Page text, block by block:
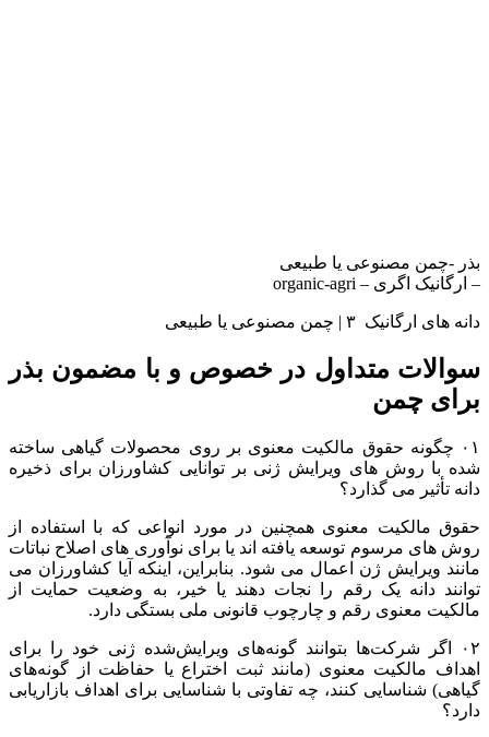
بذر -چمن مصنوعی یا طبیعی
– ارگانیک اگری – organic-agri
دانه های ارگانیک ۳ | چمن مصنوعی یا طبیعی
سوالات متداول در خصوص و با مضمون بذر
برای چمن
۰۱ چگونه حقوق مالکیت معنوی بر روی محصولات گیاهی ساخته
شده با روش های ویرایش ژنی بر توانایی کشاورزان برای ذخیره
دانه تأثیر می گذارد؟
حقوق مالکیت معنوی همچنین در مورد انواعی که با استفاده از
روش های مرسوم توسعه یافته اند یا برای نوآوری های اصلاح نباتات
مانند ویرایش ژن اعمال می شود. بنابراین، اینکه آیا کشاورزان می
توانند دانه یک رقم را نجات دهند یا خیر، به وضعیت حمایت از
مالکیت معنوی رقم و چارچوب قانونی ملی بستگی دارد.
۰۲ اگر شرکت‌ها بتوانند گونه‌های ویرایش‌شده ژنی خود را برای
اهداف مالکیت معنوی (مانند ثبت اختراع یا حفاظت از گونه‌های
گیاهی) شناسایی کنند، چه تفاوتی با شناسایی برای اهداف بازاریابی
دارد؟